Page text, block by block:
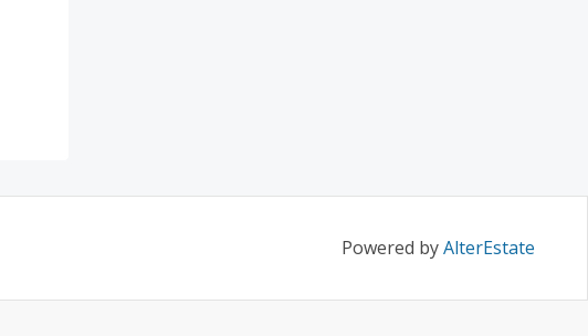
Powered byAlterEstate